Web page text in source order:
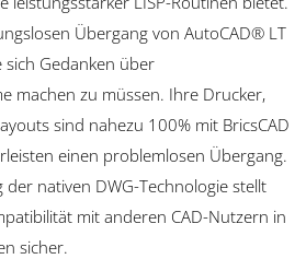
Übergang von AutoCAD® LT
sich Gedanken über
machen zu müssen. Ihre Drucker,
sind nahezu 100% mit BricsCAD
einen problemlosen Übergang.
nativen DWG-Technologie stellt
mit anderen CAD-Nutzern in
sicher.